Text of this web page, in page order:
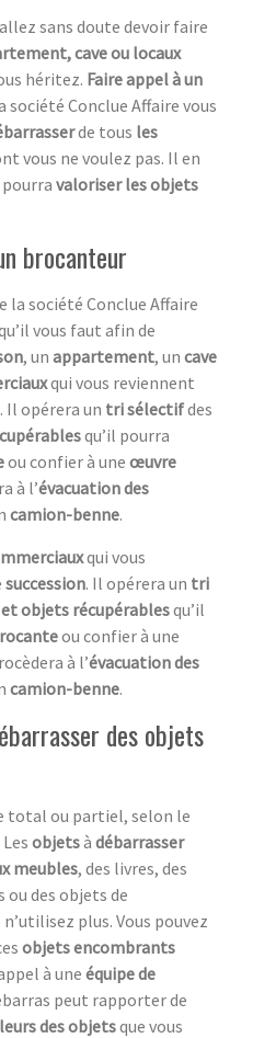
sans doute devoir faire
cave ou locaux
héritez. Faire appel à un
société Conclue Affaire vous
de tous les
vous ne voulez pas. Il en
valoriser les objets
brocanteur
la société Conclue Affaire
vous faut afin de
, un appartement, un cave
qui vous reviennent
. Il opérera un tri sélectifdes
qu’il pourra
ou confier à une œuvre
à l’évacuation des
camion-benne.
qui vous
succession. Il opérera un tri
objets récupérablesqu’il
ou confier à une
à l’évacuation des
camion-benne.
des objets
total ou partiel, selon le
objetsà débarrasser
meubles, des livres, des
ou des objets de
plus. Vous pouvez
objets encombrants
à une équipe de
peut rapporter de
des objetsque vous